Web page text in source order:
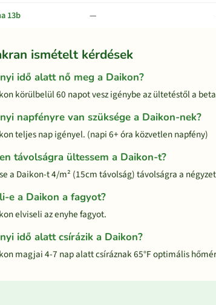
13b
—
ismételt kérdések
idő alatt nő meg a Daikon?
körülbelül 60 napot vesz igénybe az ültetéstől a
napfényre van szüksége a Daikon-nek?
teljes nap igényel. (napi 6+ óra közvetlen napfény)
távolságra ültessem a Daikon-t?
a Daikon-t 4/m² (15cm távolság) távolságra a
e a Daikon a fagyot?
elviseli az enyhe fagyot.
idő alatt csírázik a Daikon?
magjai 4-7 nap alatt csíráznak 65°F optimális